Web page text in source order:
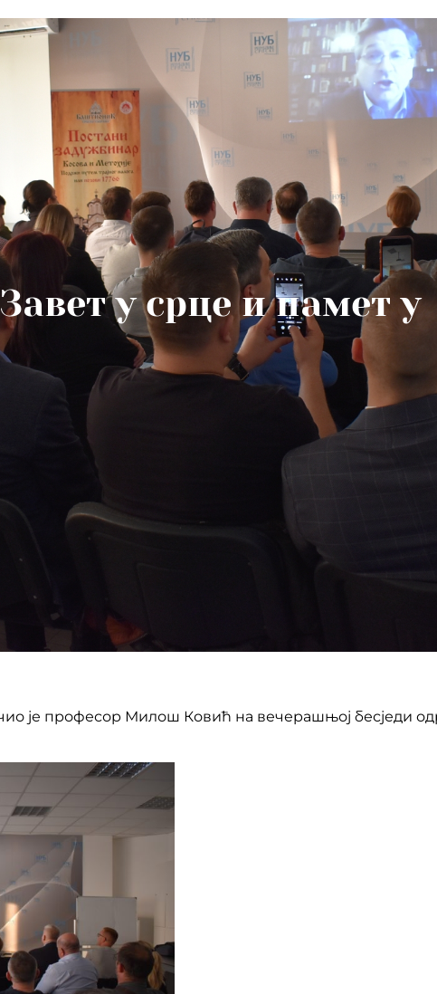
у срце и памет у
је професор Милош Ковић на вечерашњој бесједи